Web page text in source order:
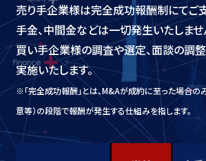
売り手企業様は完全成功報酬制にてご
手金、中間金などは一切発生いたしませ
買い手企業様の調査や選定、面談の調
実施いたします。
※「完全成功報酬」とは、M&Aが成約に至った場合の
意等）の段階で報酬が発生する仕組みを指します。